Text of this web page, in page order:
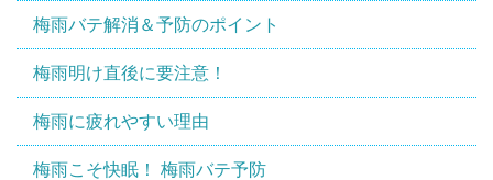
梅雨バテ解消＆予防のポイント
梅雨明け直後に要注意！
梅雨に疲れやすい理由
梅雨こそ快眠！ 梅雨バテ予防